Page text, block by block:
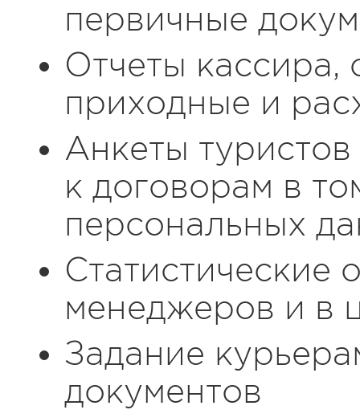
первичные
Отчеты кассира,
приходные и
Анкеты
к договорам в
персональных
Статистические
менеджеров и в
Задание
документов